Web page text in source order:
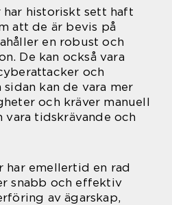
har historiskt sett haft
att de är bevis på
en robust och
De kan också vara
och
kan de vara mer
och kräver manuell
vara tidskrävande och
har emellertid en rad
snabb och effektiv
av ägarskap,